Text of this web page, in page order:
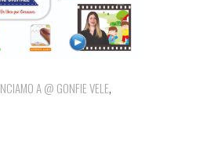
A @ GONFIE VELE,